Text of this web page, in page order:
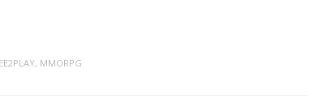
, MMORPG